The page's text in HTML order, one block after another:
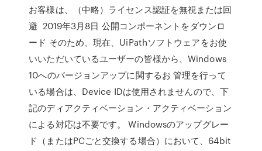
お客様は、（中略）ライセンス認証を無視または回
避 2019年3月8日 公開コンポーネントをダウンロ
ード そのため、現在、UiPathソフトウェアをお使
いいただいているユーザーの皆様から、Windows
10へのバージョンアップに関するお 管理を行って
いる場合は、Device IDは使用されませんので、下
記のディアクティベーション・アクティベーション
による対応は不要です。 Windowsのアップグレー
ド（またはPCごと交換する場合）において、64bit